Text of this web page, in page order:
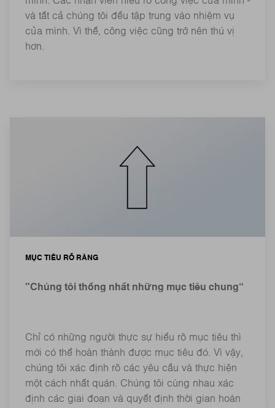
và tất cả chúng tôi đều tập trung vào nhiệm vụ
của mình. Vì thế, công việc cũng trở nên thú vị
hơn.
MỤC TIÊU RÕ RÀNG
"Chúng tôi thống nhất những mục tiêu chung“
Chỉ có những người thực sự hiểu rõ mục tiêu thì
mới có thể hoàn thành được mục tiêu đó. Vì vậy,
chúng tôi xác định rõ các yêu cầu và thực hiện
một cách nhất quán. Chúng tôi cùng nhau xác
định các giai đoạn và quyết định thời gian hoàn